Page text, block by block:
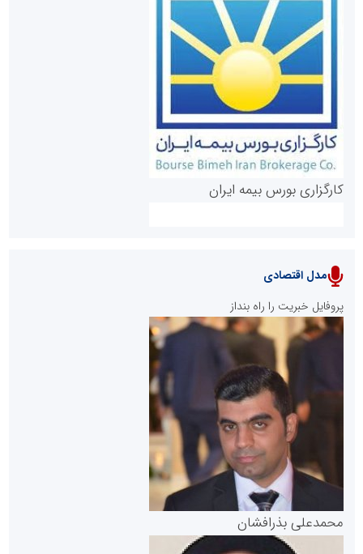
روابط عمومی خبرگزاری گزارش خبر
پایگاه خبری نهضت ملی مسکن
پایگاه خبری گفتمان یزد
کارگزاری بورس بیمه ایران
سازمان بورس و اوراق بهادار
مرجع اخبار موثق در بازارسرمایه
مدل اقتصادی
پروفایل خبریت را راه بنداز
محمدعلی بذرافشان